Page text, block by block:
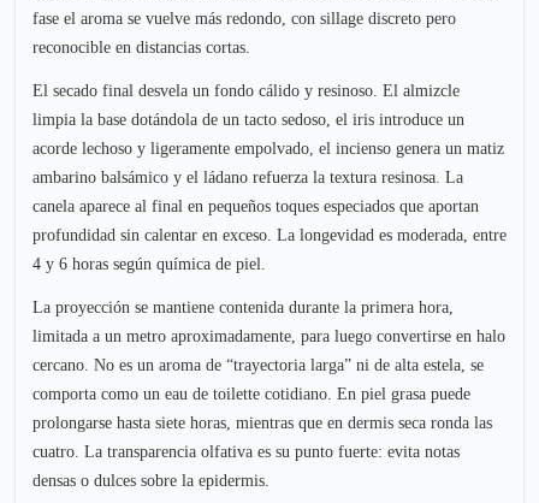
fase el aroma se vuelve más redondo, con sillage discreto pero
reconocible en distancias cortas.
El secado final desvela un fondo cálido y resinoso. El almizcle
limpia la base dotándola de un tacto sedoso, el iris introduce un
acorde lechoso y ligeramente empolvado, el incienso genera un matiz
ambarino balsámico y el ládano refuerza la textura resinosa. La
canela aparece al final en pequeños toques especiados que aportan
profundidad sin calentar en exceso. La longevidad es moderada, entre
4 y 6 horas según química de piel.
La proyección se mantiene contenida durante la primera hora,
limitada a un metro aproximadamente, para luego convertirse en halo
cercano. No es un aroma de “trayectoria larga” ni de alta estela, se
comporta como un eau de toilette cotidiano. En piel grasa puede
prolongarse hasta siete horas, mientras que en dermis seca ronda las
cuatro. La transparencia olfativa es su punto fuerte: evita notas
densas o dulces sobre la epidermis.